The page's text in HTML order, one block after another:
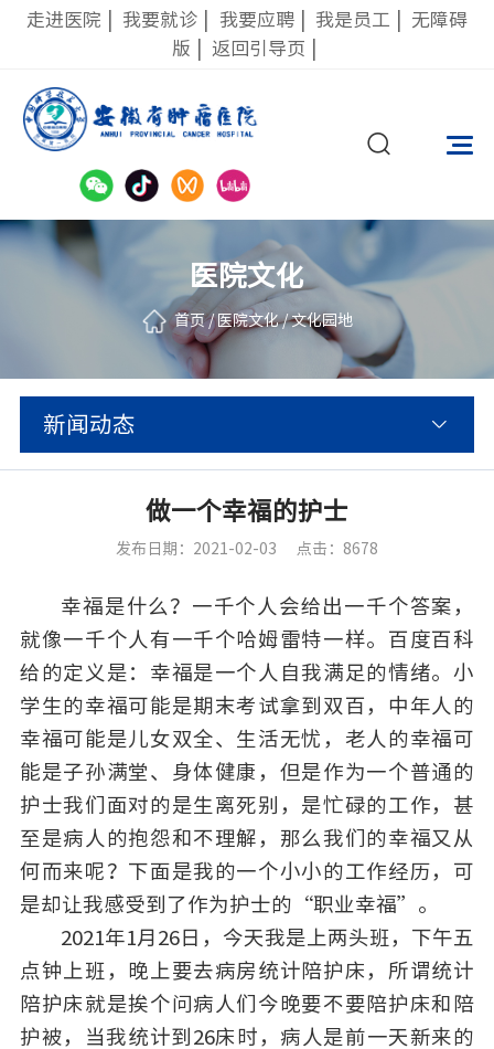
走进医院 我要就诊 我要应聘 我是员工
无障碍
版
返回引导页
医院文化
首页/ 医院文化/文化园地
新闻动态
做一个幸福的护士
发布日期：2021-02-03 点击：8678
幸福是什么？一千个人会给出一千个答案，
就像一千个人有一千个哈姆雷特一样。百度百科
给的定义是：幸福是一个人自我满足的情绪。小
学生的幸福可能是期末考试拿到双百，中年人的
幸福可能是儿女双全、生活无忧，老人的幸福可
能是子孙满堂、身体健康，但是作为一个普通的
护士我们面对的是生离死别，是忙碌的工作，甚
至是病人的抱怨和不理解，那么我们的幸福又从
何而来呢？下面是我的一个小小的工作经历，可
是却让我感受到了作为护士的“职业幸福”。
2021年1月26日，今天我是上两头班，下午五
点钟上班，晚上要去病房统计陪护床，所谓统计
陪护床就是挨个问病人们今晚要不要陪护床和陪
护被，当我统计到26床时，病人是前一天新来的